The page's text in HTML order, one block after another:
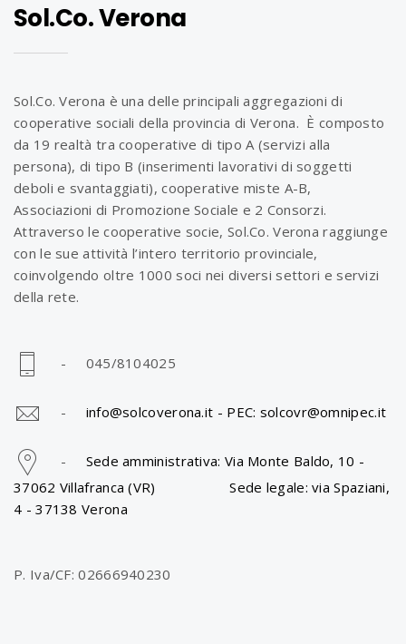
Sol.Co. Verona
Sol.Co. Verona è una delle principali aggregazioni di
cooperative sociali della provincia di Verona. È composto
da 19 realtà tra cooperative di tipo A (servizi alla
persona), di tipo B (inserimenti lavorativi di soggetti
deboli e svantaggiati), cooperative miste A-B,
Associazioni di Promozione Sociale e 2 Consorzi.
Attraverso le cooperative socie, Sol.Co. Verona raggiunge
con le sue attività l’intero territorio provinciale,
coinvolgendo oltre 1000 soci nei diversi settori e servizi
della rete.
- 045/8104025
- info@solcoverona.it - PEC: solcovr@omnipec.it
- Sede amministrativa: Via Monte Baldo, 10 -
37062 Villafranca (VR) Sede legale: via Spaziani,
4 - 37138 Verona
P. Iva/CF: 02666940230